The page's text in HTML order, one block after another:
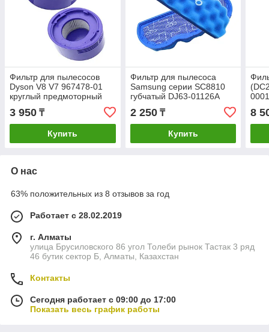
Фильтр для пылесосов
Dyson V8 V7 967478-01
круглый предмоторный
3 950 ₸
Купить
Фильтр для пылесоса
Samsung серии SC8810
губчатый DJ63-01126A
2 250₸
Купить
8
О нас
63% положительных из 8 отзывов за год
Работает с 28.02.2019
г. Алматы
улица Брусиловского 86 угол Толеби рынок Тастак 3 ряд
46 бутик сектор Б, Алматы, Казахстан
Контакты
Сегодня работает с 09:00 до 17:00
Показать весь график работы